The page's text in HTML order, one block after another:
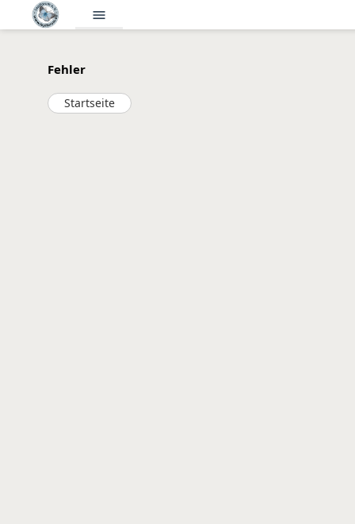
menu
Fehler
Startseite